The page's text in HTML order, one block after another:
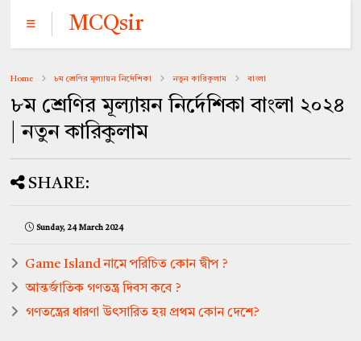
MCQsir
Home ৮ম শ্রেণির মূল্যায়ন নির্দেশিকা নতুন কারিকুলাম বাংলা
৮ম শ্রেণির মূল্যায়ন নির্দেশিকা বাংলা ২০২৪
| নতুন কারিকুলাম
SHARE:
Sunday, 24 March 2024
Game Island নামে পরিচিত কোন দ্বীপ ?
আন্তর্জাতিক গণতন্ত্র দিবস কবে ?
গণতন্ত্রের ধারণা উৎসারিত হয় প্রথম কোন দেশে?